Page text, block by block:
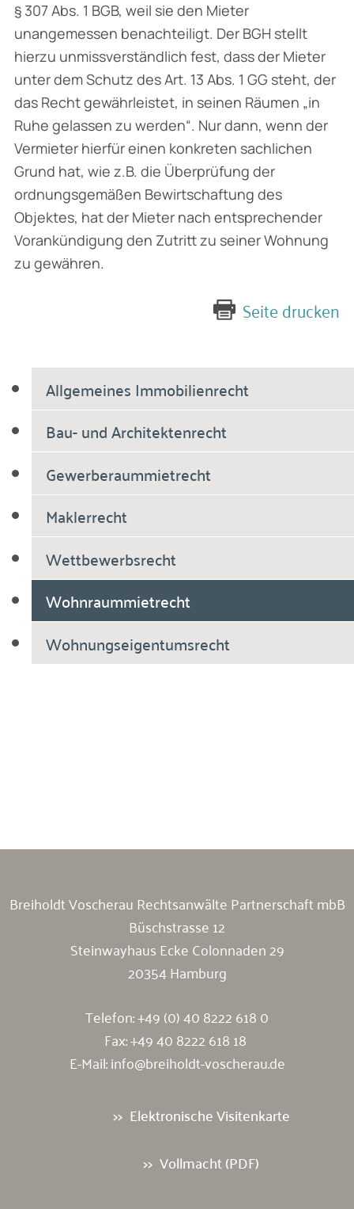
Allgemeines Immobilienrecht
Bau- und Architektenrecht
Gewerberaummietrecht
Maklerrecht
Wettbewerbsrecht
Wohnraummietrecht
Wohnungseigentumsrecht
§ 307 Abs. 1 BGB, weil sie den Mieter
unangemessen benachteiligt. Der BGH stellt
hierzu unmissverständlich fest, dass der Mieter
unter dem Schutz des Art. 13 Abs. 1 GG steht, der
das Recht gewährleistet, in seinen Räumen „in
Ruhe gelassen zu werden“. Nur dann, wenn der
Vermieter hierfür einen konkreten sachlichen
Grund hat, wie z.B. die Überprüfung der
ordnungsgemäßen Bewirtschaftung des
Objektes, hat der Mieter nach entsprechender
Vorankündigung den Zutritt zu seiner Wohnung
zu gewähren.
Seite drucken
Breiholdt Voscherau Rechtsanwälte Partnerschaft mbB
Büschstrasse 12
Steinwayhaus Ecke Colonnaden 29
20354 Hamburg
Telefon:+49 (0) 40 8222 618 0
Fax: +49 40 8222 618 18
E-Mail:info@breiholdt-voscherau.de
Elektronische Visitenkarte
Vollmacht (PDF)